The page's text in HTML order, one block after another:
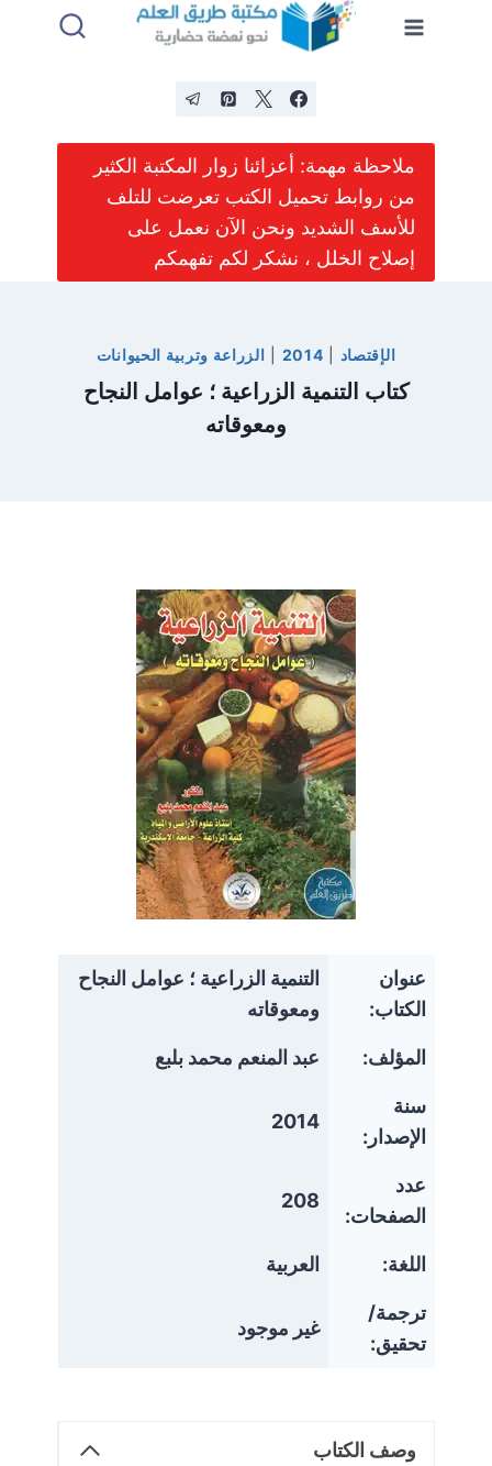
ملاحظة مهمة: أعزائنا زوار المكتبة الكثير
من روابط تحميل الكتب تعرضت للتلف
للأسف الشديد ونحن الآن نعمل على
إصلاح الخلل ، نشكر لكم تفهمكم
الإقتصاد 2014 الزراعة وتربية الحيوانات
كتاب التنمية الزراعية ؛ عوامل النجاح
ومعوقاته
عنوان
الكتاب:
التنمية الزراعية ؛ عوامل النجاح
ومعوقاته
المؤلف: عبد المنعم محمد بلبع
سنة
الإصدار:
2014
عدد
الصفحات:
208
اللغة: العربية
ترجمة/
تحقيق:
غير موجود
وصف الكتاب